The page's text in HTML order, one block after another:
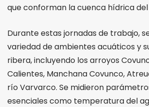
que conforman la cuenca hídrica del
Durante estas jornadas de trabajo,
variedad de ambientes acuáticos y
ribera, incluyendo los arroyos
Calientes, Manchana Covunco,
río Varvarco. Se midieron
esenciales como temperatura del